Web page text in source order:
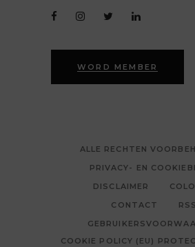
WORD MEMBER
ALLE RECHTEN
PRIVACY- EN
DISCLAIMER
CONTACT
RSS
COOKIE POLICY (EU)